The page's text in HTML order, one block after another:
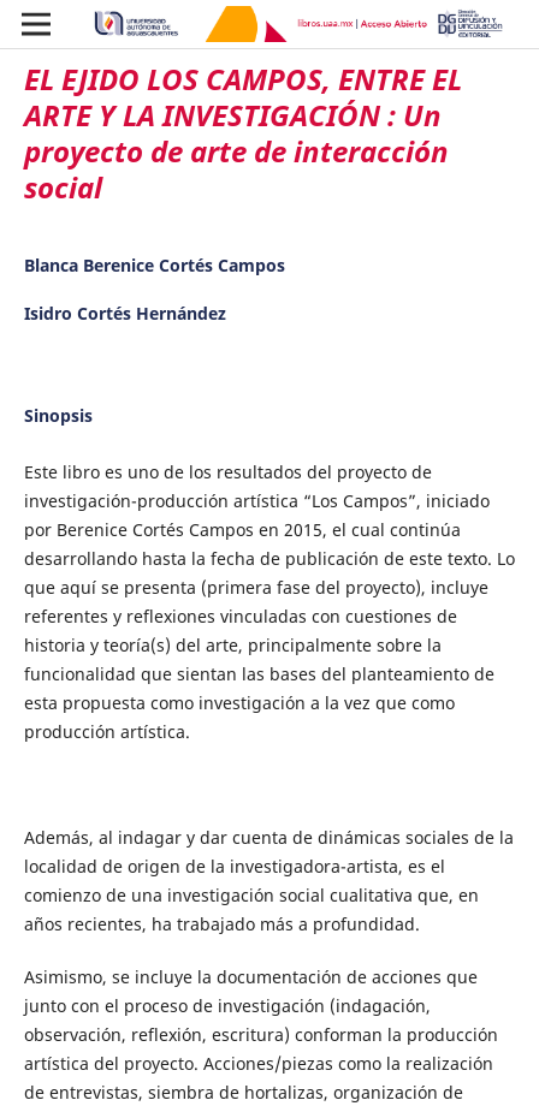
EL EJIDO LOS CAMPOS, ENTRE EL
ARTE Y LA INVESTIGACIÓN : Un
proyecto de arte de interacción
social
Blanca Berenice Cortés Campos
Isidro Cortés Hernández
Sinopsis
Este libro es uno de los resultados del proyecto de
investigación-producción artística “Los Campos”, iniciado
por Berenice Cortés Campos en 2015, el cual continúa
desarrollando hasta la fecha de publicación de este texto. Lo
que aquí se presenta (primera fase del proyecto), incluye
referentes y reflexiones vinculadas con cuestiones de
historia y teoría(s) del arte, principalmente sobre la
funcionalidad que sientan las bases del planteamiento de
esta propuesta como investigación a la vez que como
producción artística.
Además, al indagar y dar cuenta de dinámicas sociales de la
localidad de origen de la investigadora-artista, es el
comienzo de una investigación social cualitativa que, en
años recientes, ha trabajado más a profundidad.
Asimismo, se incluye la documentación de acciones que
junto con el proceso de investigación (indagación,
observación, reflexión, escritura) conforman la producción
artística del proyecto. Acciones/piezas como la realización
de entrevistas, siembra de hortalizas, organización de